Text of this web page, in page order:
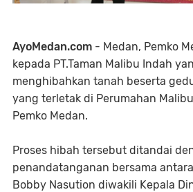
AyoMedan.com - Medan, Pemko
kepada PT.Taman Malibu Indah
menghibahkan tanah beserta
yang terletak di Perumahan
Pemko Medan.
Proses hibah tersebut ditandai
penandatanganan bersama
Bobby Nasution diwakili Kepala